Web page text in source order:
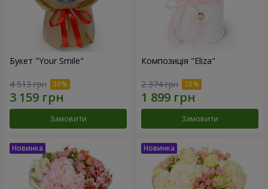
Букет "Your Smile"
4 513 грн
Замовити
Композиція "Eliza"
2 374 грн
Замовити